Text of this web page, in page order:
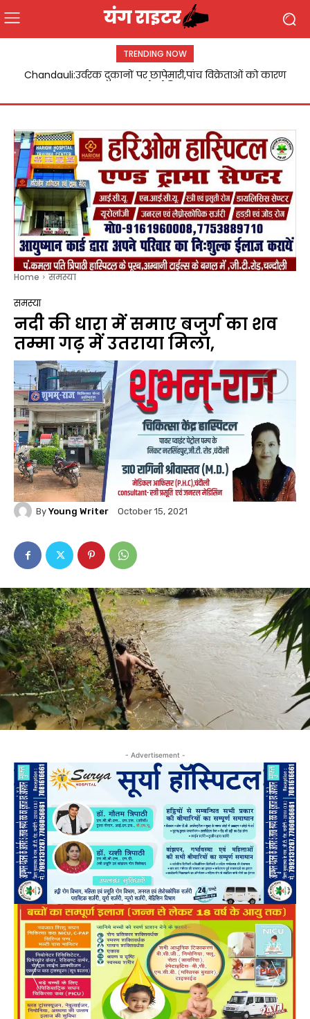
TRENDING NOW
Chandauli:उर्वरक दुकानों पर छापेमारी,पांच विक्रेताओं को कारण
Home समस्या
समस्या
नदी की धारा में समाए बजुर्ग का शव
तम्मा गढ़ में उतराया मिला,
By Young Writer October 15, 2021
- Advertisement -